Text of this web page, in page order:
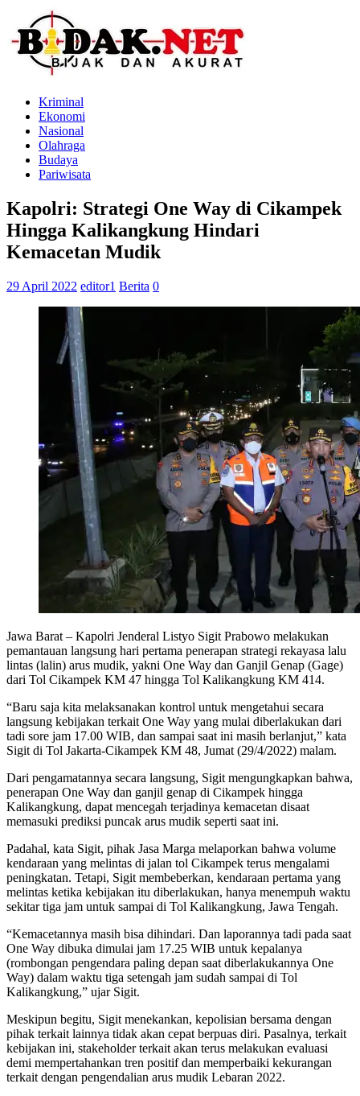
Kriminal
Ekonomi
Nasional
Olahraga
Budaya
Pariwisata
Kapolri: Strategi One Way di Cikampek
Hingga Kalikangkung Hindari
Kemacetan Mudik
29 April 2022 editor1 Berita 0
Jawa Barat – Kapolri Jenderal Listyo Sigit Prabowo melakukan
pemantauan langsung hari pertama penerapan strategi rekayasa lalu
lintas (lalin) arus mudik, yakni One Way dan Ganjil Genap (Gage)
dari Tol Cikampek KM 47 hingga Tol Kalikangkung KM 414.
“Baru saja kita melaksanakan kontrol untuk mengetahui secara
langsung kebijakan terkait One Way yang mulai diberlakukan dari
tadi sore jam 17.00 WIB, dan sampai saat ini masih berlanjut,” kata
Sigit di Tol Jakarta-Cikampek KM 48, Jumat (29/4/2022) malam.
Dari pengamatannya secara langsung, Sigit mengungkapkan bahwa,
penerapan One Way dan ganjil genap di Cikampek hingga
Kalikangkung, dapat mencegah terjadinya kemacetan disaat
memasuki prediksi puncak arus mudik seperti saat ini.
Padahal, kata Sigit, pihak Jasa Marga melaporkan bahwa volume
kendaraan yang melintas di jalan tol Cikampek terus mengalami
peningkatan. Tetapi, Sigit membeberkan, kendaraan pertama yang
melintas ketika kebijakan itu diberlakukan, hanya menempuh waktu
sekitar tiga jam untuk sampai di Tol Kalikangkung, Jawa Tengah.
“Kemacetannya masih bisa dihindari. Dan laporannya tadi pada saat
One Way dibuka dimulai jam 17.25 WIB untuk kepalanya
(rombongan pengendara paling depan saat diberlakukannya One
Way) dalam waktu tiga setengah jam sudah sampai di Tol
Kalikangkung,” ujar Sigit.
Meskipun begitu, Sigit menekankan, kepolisian bersama dengan
pihak terkait lainnya tidak akan cepat berpuas diri. Pasalnya, terkait
kebijakan ini, stakeholder terkait akan terus melakukan evaluasi
demi mempertahankan tren positif dan memperbaiki kekurangan
terkait dengan pengendalian arus mudik Lebaran 2022.